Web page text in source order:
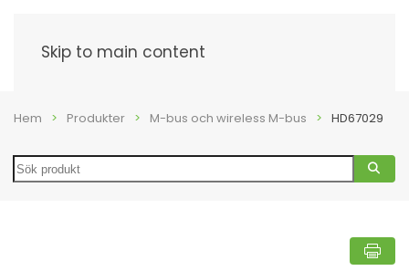
Skip to main content
Hem Produkter M-bus och wireless M-bus HD67029
Search